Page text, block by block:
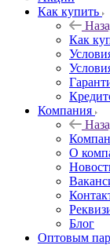
Как купить
Как
Компания
О
Блог
Оптовым